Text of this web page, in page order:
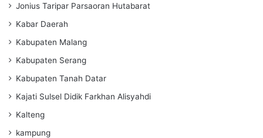
Jonius Taripar Parsaoran Hutabarat
Kabar Daerah
Kabupaten Malang
Kabupaten Serang
Kabupaten Tanah Datar
Kajati Sulsel Didik Farkhan Alisyahdi
Kalteng
kampung